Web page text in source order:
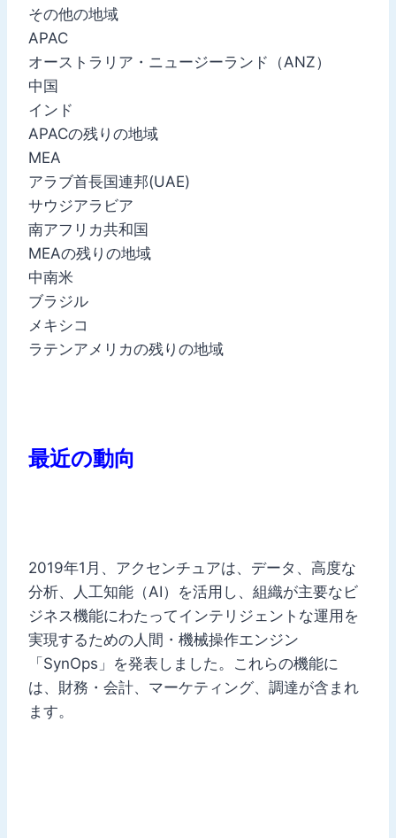
その他の地域
APAC
オーストラリア・ニュージーランド（ANZ）
中国
インド
APACの残りの地域
MEA
アラブ首長国連邦(UAE)
サウジアラビア
南アフリカ共和国
MEAの残りの地域
中南米
ブラジル
メキシコ
ラテンアメリカの残りの地域
最近の動向
2019年1月、アクセンチュアは、データ、高度な
分析、人工知能（AI）を活用し、組織が主要なビ
ジネス機能にわたってインテリジェントな運用を
実現するための人間・機械操作エンジン
「SynOps」を発表しました。これらの機能に
は、財務・会計、マーケティング、調達が含まれ
ます。